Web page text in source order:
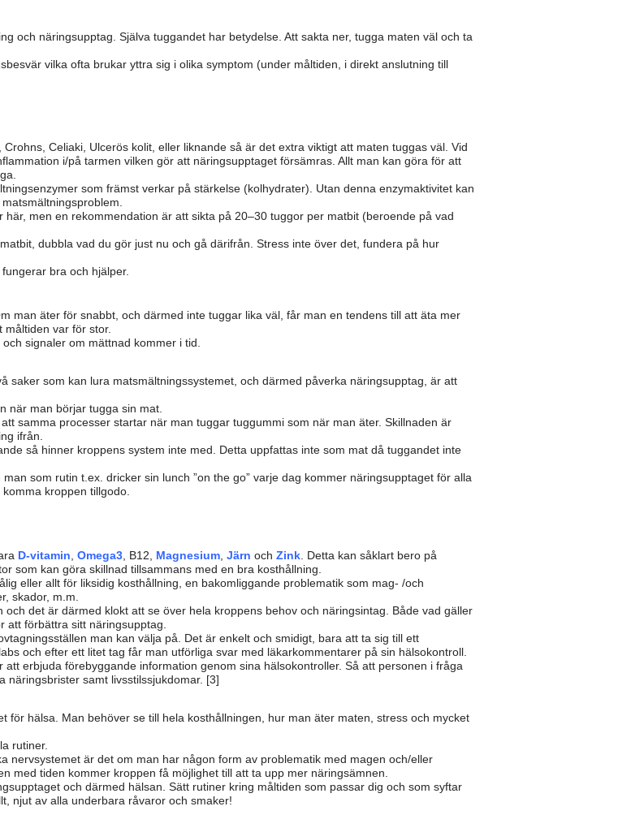
och näringsupptag. Själva tuggandet har betydelse. Att sakta ner, tugga maten väl och ta
vilka ofta brukar yttra sig i olika symptom (under måltiden, i direkt anslutning till
Celiaki, Ulcerös kolit, eller liknande så är det extra viktigt att maten tuggas väl. Vid
i/på tarmen vilken gör att näringsupptaget försämras. Allt man kan göra för att
som främst verkar på stärkelse (kolhydrater). Utan denna enzymaktivitet kan
men en rekommendation är att sikta på 20–30 tuggor per matbit (beroende på vad
dubbla vad du gör just nu och gå därifrån. Stress inte över det, fundera på hur
bra och hjälper.
man äter för snabbt, och därmed inte tuggar lika väl, får man en tendens till att äta mer
var för stor.
signaler om mättnad kommer i tid.
saker som kan lura matsmältningssystemet, och därmed påverka näringsupptag, är att
när man börjar tugga sin mat.
samma processer startar när man tuggar tuggummi som när man äter. Skillnaden är
ifrån.
så hinner kroppens system inte med. Detta uppfattas inte som mat då tuggandet inte
som rutin t.ex. dricker sin lunch ”on the go” varje dag kommer näringsupptaget för alla
kroppen tillgodo.
D-vitamin Omega3 , B12, Magnesium Järn och Zink . Detta kan såklart bero på
som kan göra skillnad tillsammans med en bra kosthållning.
eller allt för liksidig kosthållning, en bakomliggande problematik som mag- /och
skador, m.m.
det är därmed klokt att se över hela kroppens behov och näringsintag. Både vad gäller
att förbättra sitt näringsupptag.
man kan välja på. Det är enkelt och smidigt, bara att ta sig till ett
och efter ett litet tag får man utförliga svar med läkarkommentarer på sin hälsokontroll.
erbjuda förebyggande information genom sina hälsokontroller. Så att personen i fråga
näringsbrister samt livsstilssjukdomar. [3]
för hälsa. Man behöver se till hela kosthållningen, hur man äter maten, stress och mycket
rutiner.
nervsystemet är det om man har någon form av problematik med magen och/eller
med tiden kommer kroppen få möjlighet till att ta upp mer näringsämnen.
och därmed hälsan. Sätt rutiner kring måltiden som passar dig och som syftar
njut av alla underbara råvaror och smaker!